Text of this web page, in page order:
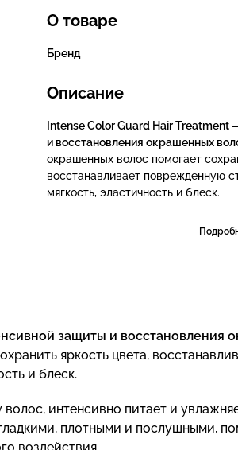
О товаре
Бренд
Описание
Intense Color Guard Hair
и восстановления окрашенных
окрашенных волос помогает
восстанавливает поврежденную
мягкость, эластичность и блеск.
защиты и восстановления
яркость цвета,
и блеск.
интенсивно питает и
плотными и послушными,